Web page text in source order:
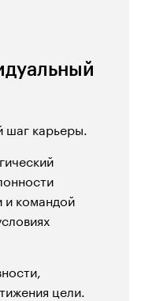
шаг карьеры.
и командой
цели.